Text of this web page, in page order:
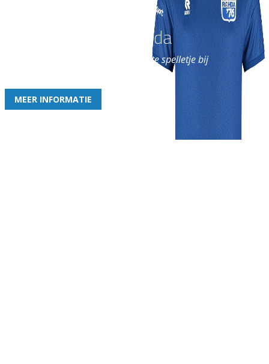
Word nu lid van Rohda
en geniet iedere week van het leukste spelletje bij
MEER INFORMATIE